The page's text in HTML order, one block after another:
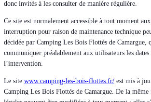
donc invités à les consulter de manière régulière.
Ce site est normalement accessible à tout moment
interruption pour raison de maintenance technique
décidée par Camping Les Bois Flottés de Camargue,
communiquer préalablement aux utilisateurs les dates
l’intervention.
Le site www.camping-les-bois-flottes.fr/ est mis à
Camping Les Bois Flottés de Camargue. De la